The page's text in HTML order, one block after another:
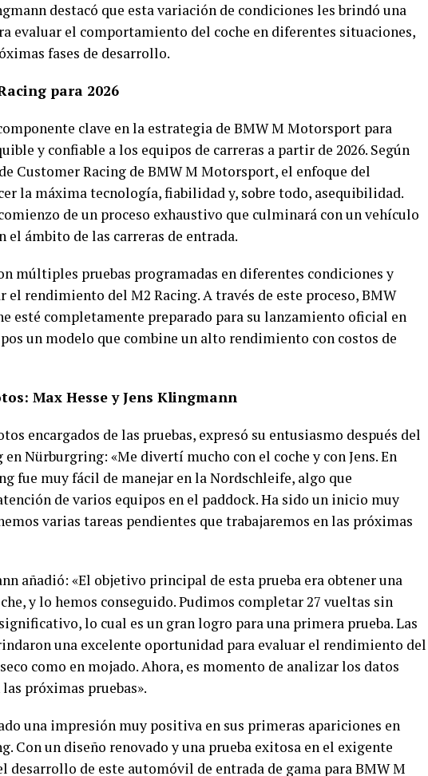
destacó que esta variación de condiciones les brindó una
evaluar el comportamiento del coche en diferentes situaciones,
fases de desarrollo.
para 2026
clave en la estrategia de BMW M Motorsport para
y confiable a los equipos de carreras a partir de 2026. Según
Customer Racing de BMW M Motorsport, el enfoque del
la máxima tecnología, fiabilidad y, sobre todo, asequibilidad.
de un proceso exhaustivo que culminará con un vehículo
el ámbito de las carreras de entrada.
múltiples pruebas programadas en diferentes condiciones y
el rendimiento del M2 Racing. A través de este proceso, BMW
esté completamente preparado para su lanzamiento oficial en
un modelo que combine un alto rendimiento con costos de
Max Hesse y Jens Klingmann
encargados de las pruebas, expresó su entusiasmo después del
Nürburgring: «Me divertí mucho con el coche y con Jens. En
fue muy fácil de manejar en la Nordschleife, algo que
de varios equipos en el paddock. Ha sido un inicio muy
varias tareas pendientes que trabajaremos en las próximas
añadió: «El objetivo principal de esta prueba era obtener una
y lo hemos conseguido. Pudimos completar 27 vueltas sin
lo cual es un gran logro para una primera prueba. Las
una excelente oportunidad para evaluar el rendimiento del
como en mojado. Ahora, es momento de analizar los datos
próximas pruebas».
una impresión muy positiva en sus primeras apariciones en
Con un diseño renovado y una prueba exitosa en el exigente
desarrollo de este automóvil de entrada de gama para BMW M